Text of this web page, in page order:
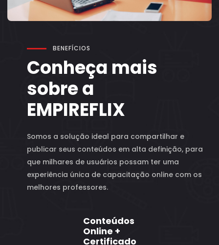
BENEFÍCIOS
Conheça mais
sobre a
EMPIREFLIX
Somos a solução ideal para compartilhar e
publicar seus conteúdos em alta definição, para
que milhares de usuários possam ter uma
experiência única de capacitação online com os
melhores professores.
Conteúdos
Online +
Certificado